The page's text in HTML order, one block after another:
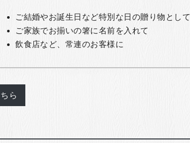
ご結婚やお誕生日など特別な日の贈り物として
ご家族でお揃いの箸に名前を入れて
飲食店など、常連のお客様に
ら